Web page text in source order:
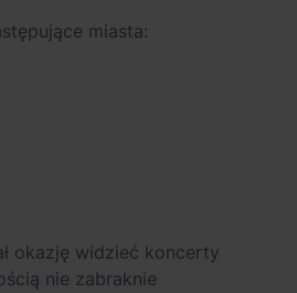
miasta:
okazję widzieć koncerty
nie zabraknie